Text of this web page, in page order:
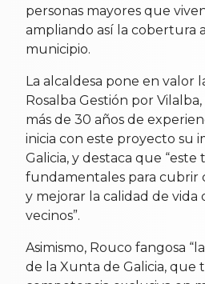
personas mayores que
ampliando así la cobertura
municipio.
La alcaldesa pone en valor
Rosalba Gestión por
más de 30 años de
inicia con este proyecto su
Galicia, y destaca que “este
fundamentales para cubrir
y mejorar la calidad de vida
vecinos”.
Asimismo, Rouco fangosa
de la Xunta de Galicia, que